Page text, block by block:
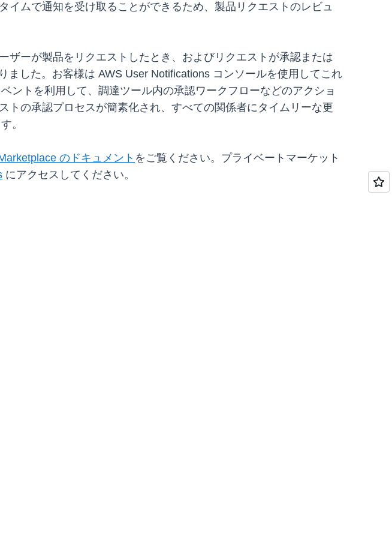
ムで通知を受け取ることができるため、製品リクエストのレビュ
ーが製品をリクエストしたとき、およびリクエストが承認または
ました。お客様は AWS User Notifications コンソールを使用してこれ
ントを利用して、調達ツール内の承認ワークフローなどのアクショ
の承認プロセスが簡素化され、すべての関係者にタイムリーな更
。
のドキュメント をご覧ください。プライベートマーケット
にアクセスしてください。